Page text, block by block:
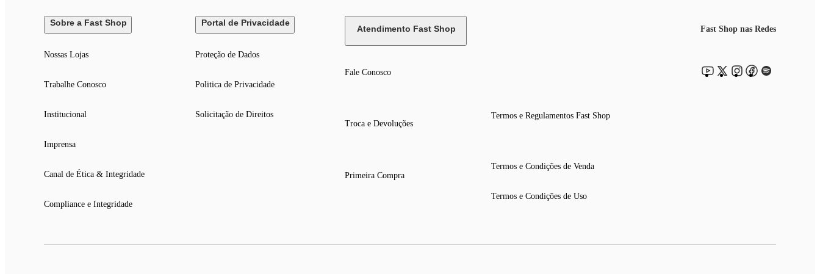
Sobre a Fast Shop
Nossas Lojas
Trabalhe Conosco
Institucional
Imprensa
Canal de Ética & Integridade
Compliance e Integridade
Portal de Privacidade
Proteção de Dados
Politica de Privacidade
Solicitação de Direitos
Atendimento Fast Shop
Fale Conosco
Troca e Devoluções
Primeira Compra
Termos e Regulamentos Fast Shop
Termos e Condições de Venda
Termos e Condições de Uso
Fast Shop nas Redes